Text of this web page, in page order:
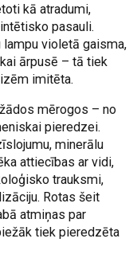
kā atradumi,
pasauli.
violetā gaisma,
ārpusē – tā tiek
imitēta.
mērogos – no
pieredzei.
minerālu
attiecības ar vidi,
trauksmi,
Rotas šeit
atmiņas par
tiek pieredzēta